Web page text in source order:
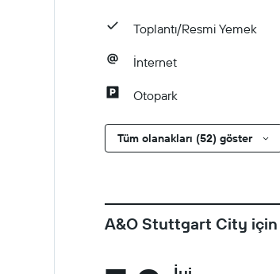
Toplantı/Resmi Yemek
İnternet
Otopark
Tüm olanakları (52) göster
A&O Stuttgart City